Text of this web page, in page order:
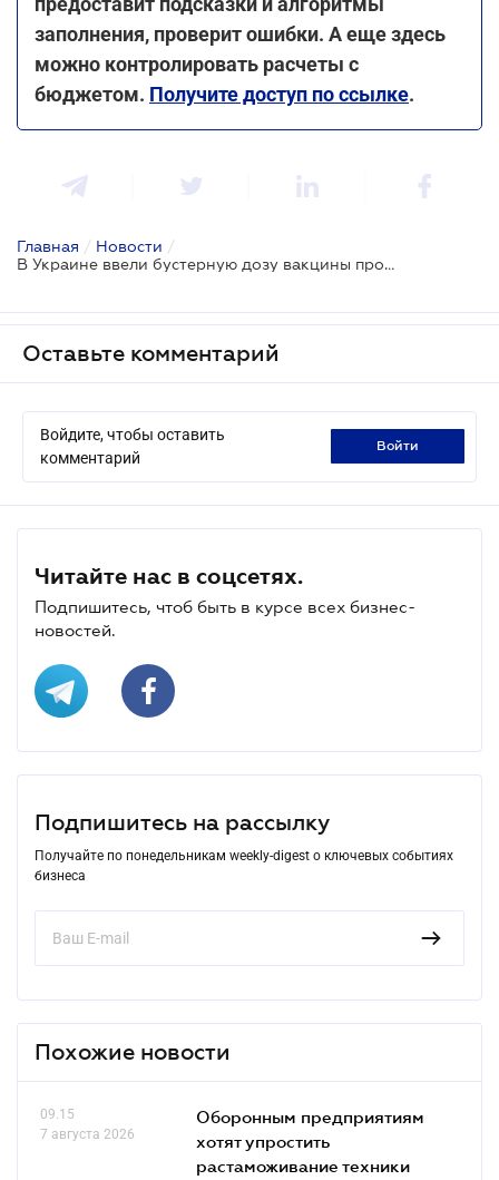
заполнения, проверит ошибки. А еще здесь
можно контролировать расчеты с
бюджетом. Получите доступ по ссылке.
Главная / Новости /
В Украине ввели бустерную дозу вакцины против COVID-19
Оставьте комментарий
Войдите, чтобы оставить
комментарий
войти
Читайте нас в соцсетях.
Подпишитесь, чтоб быть в курсе всех бизнес-
новостей.
Подпишитесь на рассылку
Получайте по понедельникам weekly-digest о ключевых событиях
бизнеса
Похожие новости
09.15
7 августа 2026
Оборонным предприятиям
хотят упростить
растаможивание техники